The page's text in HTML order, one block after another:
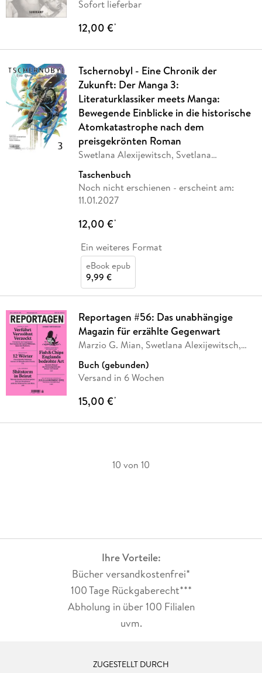
Sofort lieferbar
12,00 €*
Tschernobyl - Eine Chronik der
Zukunft: Der Manga 3:
Literaturklassiker meets Manga:
Bewegende Einblicke in die historische
Atomkatastrophe nach dem
preisgekrönten Roman
Swetlana Alexijewitsch, Svetlana
Taschenbuch
Noch nicht erschienen - erscheint am:
11.01.2027
12,00 €*
Ein weiteres Format
eBook epub
9,99 €
Reportagen #56: Das unabhängige
Magazin für erzählte Gegenwart
Marzio G. Mian, Swetlana Alexijewitsch,
Buch (gebunden)
Versand in 6 Wochen
15,00 €*
10 von 10
Ihre Vorteile:
Bücher versandkostenfrei*
100 Tage Rückgaberecht***
Abholung in über 100 Filialen
uvm.
ZUGESTELLT DURCH